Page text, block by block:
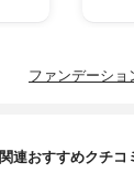
ファンデーショ
関連おすすめクチコ